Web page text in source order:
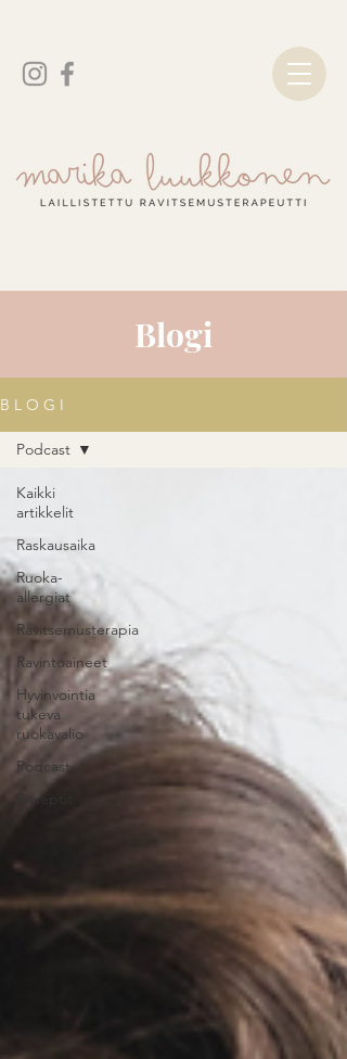
Blogi
B L O G I
Kaikki
artikkelit
Raskausaika
Ruoka-
allergiat
Ravitsemusterapia
Ravintoaineet
Hyvinvointia
tukeva
ruokavalio
Podcast
Reseptit
Podcast